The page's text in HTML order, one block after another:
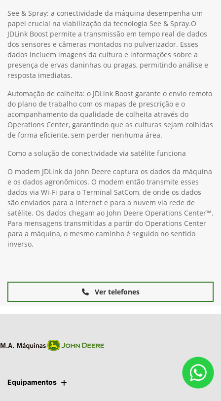
See & Spray: a conectividade da máquina desempenha um
papel crucial na viabilização da tecnologia See & Spray.O
JDLink Boost permite a transmissão em tempo real de dados
dos sensores e câmeras montados no pulverizador. Esses
dados incluem imagens da cultura e informações sobre a
presença de ervas daninhas ou pragas, permitindo análise e
resposta imediatas.
Automação de colheita: o JDLink Boost garante o envio remoto
do plano de trabalho com os mapas de prescrição e o
acompanhamento da qualidade de colheita através do
Operations Center, garantindo que as culturas sejam colhidas
de forma eficiente, sem perder nenhuma área.
Como a solução de conectividade via satélite funciona
O modem JDLink da John Deere captura os dados da máquina
e os dados agronômicos. O modem então transmite esses
dados via Wi-Fi para o Terminal SatCom, de onde os dados
são enviados para a internet e para a nuvem via rede de
satélite. Os dados chegam ao John Deere Operations Center™.
Para mensagens transmitidas a partir do Operations Center
para a máquina, o mesmo caminho é seguido no sentido
inverso.
Ver telefones
Equipamentos